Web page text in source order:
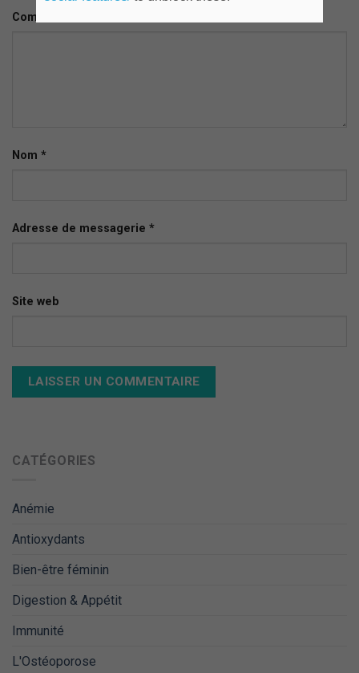
Commentaire
Nom *
Adresse de messagerie *
Site web
CATÉGORIES
Anémie
Antioxydants
Bien-être féminin
Digestion & Appétit
Immunité
L'Ostéoporose